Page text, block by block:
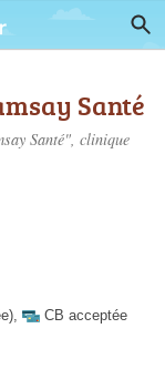
Santé
Santé", clinique
, CB acceptée